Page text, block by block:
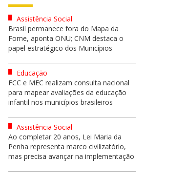
Assistência Social
Brasil permanece fora do Mapa da
Fome, aponta ONU; CNM destaca o
papel estratégico dos Municípios
Educação
FCC e MEC realizam consulta nacional
para mapear avaliações da educação
infantil nos municípios brasileiros
Assistência Social
Ao completar 20 anos, Lei Maria da
Penha representa marco civilizatório,
mas precisa avançar na implementação